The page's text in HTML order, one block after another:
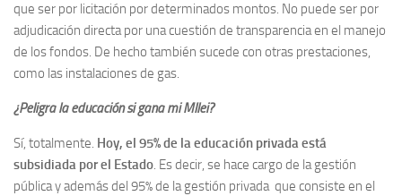
que ser por licitación por determinados montos. No puede ser por
adjudicación directa por una cuestión de transparencia en el manejo
de los fondos. De hecho también sucede con otras prestaciones,
como las instalaciones de gas.
¿Peligra la educación si gana mi MIlei?
Sí, totalmente. Hoy, el 95% de la educación privada está
subsidiada por el Estado. Es decir, se hace cargo de la gestión
pública y además del 95% de la gestión privada que consiste en el